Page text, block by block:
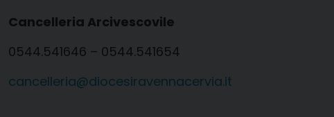
Cancelleria Arcivescovile
0544.541646 – 0544.541654
cancelleria@diocesiravennacervia.it